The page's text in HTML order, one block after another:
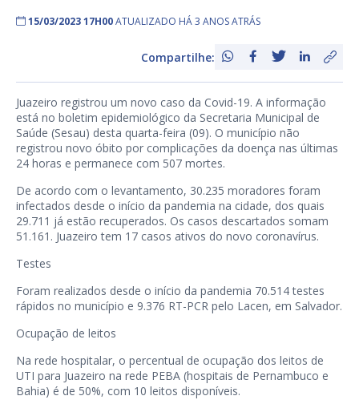
15/03/2023 17H00ATUALIZADO HÁ 3 ANOS ATRÁS
Compartilhe:
Juazeiro registrou um novo caso da Covid-19. A informação
está no boletim epidemiológico da Secretaria Municipal de
Saúde (Sesau) desta quarta-feira (09). O município não
registrou novo óbito por complicações da doença nas últimas
24 horas e permanece com 507 mortes.
De acordo com o levantamento, 30.235 moradores foram
infectados desde o início da pandemia na cidade, dos quais
29.711 já estão recuperados. Os casos descartados somam
51.161. Juazeiro tem 17 casos ativos do novo coronavírus.
Testes
Foram realizados desde o início da pandemia 70.514 testes
rápidos no município e 9.376 RT-PCR pelo Lacen, em Salvador.
Ocupação de leitos
Na rede hospitalar, o percentual de ocupação dos leitos de
UTI para Juazeiro na rede PEBA (hospitais de Pernambuco e
Bahia) é de 50%, com 10 leitos disponíveis.